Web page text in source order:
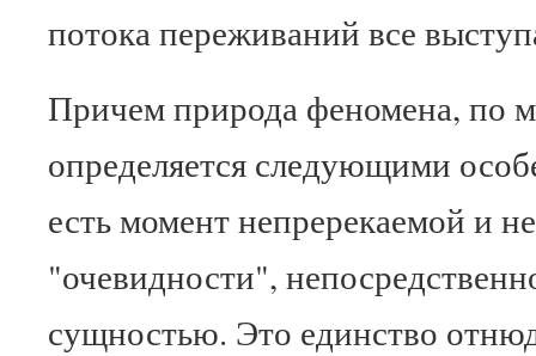
потока переживаний все
Причем природа феномена, по
определяется следующими
есть момент непререкаемой и
"очевидности",
сущностью. Это единство